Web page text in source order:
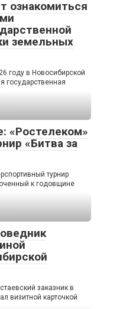
ознакомиться
земельных
году в Новосибирской
государственная
«Ростелеком»
«Битва за
турнир
к годовщине
заказник в
визитной карточкой